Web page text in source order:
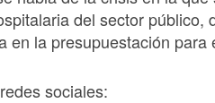
del sector público,
en la presupuestación para
sociales: